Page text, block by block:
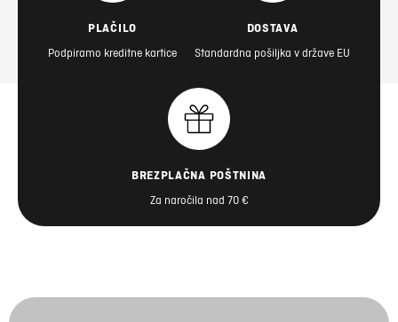
PLAČILO
Podpiramo kreditne kartice
DOSTAVA
Standardna pošiljka v države EU
BREZPLAČNA POŠTNINA
Za naročila nad 70 €